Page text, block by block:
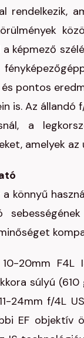
rendelkezik,
képmező
pontos
is. Az
a
amelyek
könnyű
20mm F4L
súlyú
24mm f/4L
EF objektív